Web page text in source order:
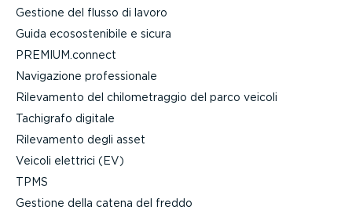
Gestione del flusso di lavoro
Guida ecoso­ste­nibile e sicura
PREMIUM.connect
Navigazione profes­sionale
Rilevamento del chilo­me­traggio del parco veicoli
Tachigrafo digitale
Rilevamento degli asset
Veicoli elettrici (EV)
TPMS
Gestione della catena del freddo